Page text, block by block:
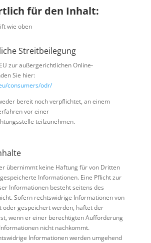
für den Inhalt:
wie oben
Streitbeilegung
zur außergerichtlichen Online-
Sie hier:
consumers/odr/
bereit noch verpflichtet, an einem
vor einer
teilzunehmen.
übernimmt keine Haftung für von Dritten
Informationen. Eine Pflicht zur
Informationen besteht seitens des
Sofern rechtswidrige Informationen von
gespeichert werden, haftet der
wenn er einer berechtigten Aufforderung
nicht nachkommt.
Informationen werden umgehend